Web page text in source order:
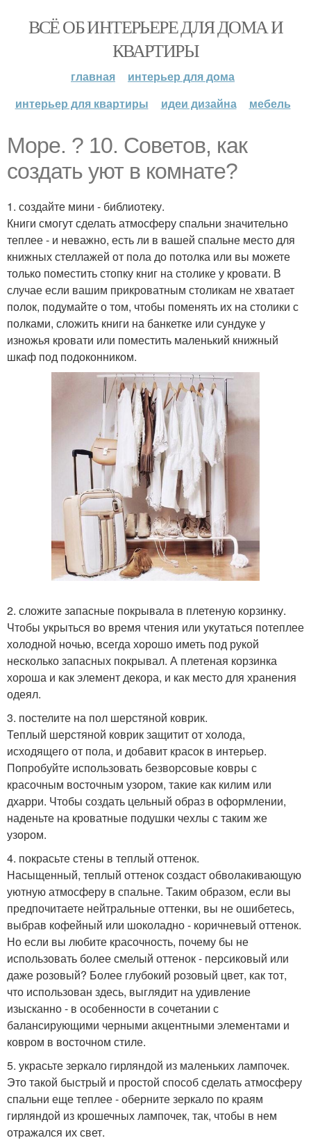
ВСЁ ОБ ИНТЕРЬЕРЕ ДЛЯ ДОМА И
КВАРТИРЫ
главная
интерьер для дома
интерьер для квартиры
идеи дизайна мебель
Море. ? 10. Советов, как
создать уют в комнате?
1. создайте мини - библиотеку.
Книги смогут сделать атмосферу спальни значительно
теплее - и неважно, есть ли в вашей спальне место для
книжных стеллажей от пола до потолка или вы можете
только поместить стопку книг на столике у кровати. В
случае если вашим прикроватным столикам не хватает
полок, подумайте о том, чтобы поменять их на столики с
полками, сложить книги на банкетке или сундуке у
изножья кровати или поместить маленький книжный
шкаф под подоконником.
2. сложите запасные покрывала в плетеную корзинку.
Чтобы укрыться во время чтения или укутаться потеплее
холодной ночью, всегда хорошо иметь под рукой
несколько запасных покрывал. А плетеная корзинка
хороша и как элемент декора, и как место для хранения
одеял.
3. постелите на пол шерстяной коврик.
Теплый шерстяной коврик защитит от холода,
исходящего от пола, и добавит красок в интерьер.
Попробуйте использовать безворсовые ковры с
красочным восточным узором, такие как килим или
дхарри. Чтобы создать цельный образ в оформлении,
наденьте на кроватные подушки чехлы с таким же
узором.
4. покрасьте стены в теплый оттенок.
Насыщенный, теплый оттенок создаст обволакивающую
уютную атмосферу в спальне. Таким образом, если вы
предпочитаете нейтральные оттенки, вы не ошибетесь,
выбрав кофейный или шоколадно - коричневый оттенок.
Но если вы любите красочность, почему бы не
использовать более смелый оттенок - персиковый или
даже розовый? Более глубокий розовый цвет, как тот,
что использован здесь, выглядит на удивление
изысканно - в особенности в сочетании с
балансирующими черными акцентными элементами и
ковром в восточном стиле.
5. украсьте зеркало гирляндой из маленьких лампочек.
Это такой быстрый и простой способ сделать атмосферу
спальни еще теплее - оберните зеркало по краям
гирляндой из крошечных лампочек, так, чтобы в нем
отражался их свет.